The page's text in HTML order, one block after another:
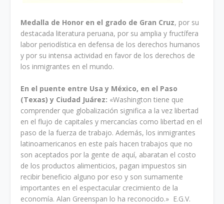
Medalla de Honor en el grado de Gran Cruz, por su
destacada literatura peruana, por su amplia y fructífera
labor periodística en defensa de los derechos humanos
y por su intensa actividad en favor de los derechos de
los inmigrantes en el mundo.
En el puente entre Usa y México, en el Paso
(Texas) y Ciudad Juárez: «Washington tiene que
comprender que globalización significa a la vez libertad
en el flujo de capitales y mercancías como libertad en el
paso de la fuerza de trabajo. Además, los inmigrantes
latinoamericanos en este país hacen trabajos que no
son aceptados por la gente de aquí, abaratan el costo
de los productos alimenticios, pagan impuestos sin
recibir beneficio alguno por eso y son sumamente
importantes en el espectacular crecimiento de la
economía. Alan Greenspan lo ha reconocido.» E.G.V.